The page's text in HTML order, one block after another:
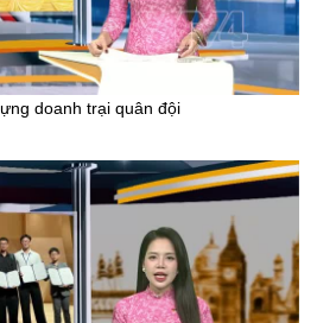
doanh trại quân đội